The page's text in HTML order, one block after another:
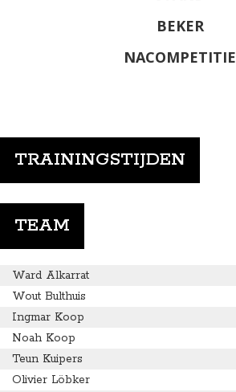
BEKER
NACOMPETITIE
TRAININGSTIJDEN
TEAM
Ward Alkarrat
Wout Bulthuis
Ingmar Koop
Noah Koop
Teun Kuipers
Olivier Löbker